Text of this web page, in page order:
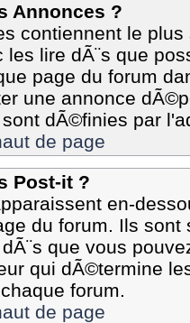
Annonces ?
contiennent le
les lire dÃ¨s que
page du forum
une annonce
dÃ©finies par
de page
Post-it ?
en-
du forum. Ils
que vous
qui dÃ©termine
forum.
de page